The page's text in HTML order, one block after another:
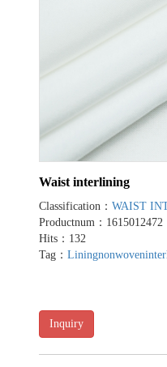
Waist interlining
Classification： WAIST
Productnum：1615012472
Hits：132
Tag： Lining
Inquiry